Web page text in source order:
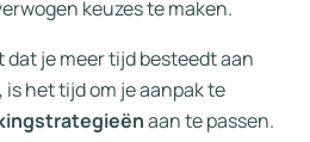
keuzes te maken.
dat je meer tijd besteedt aan
het tijd om je aanpak te
aan te passen.